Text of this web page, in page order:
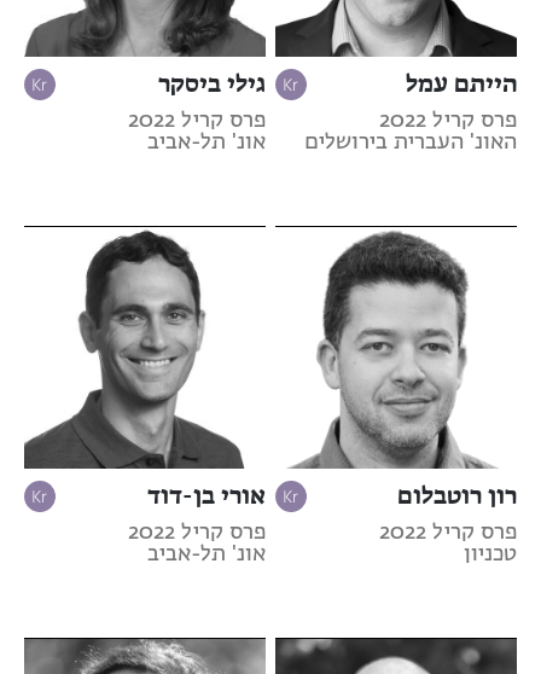
הייתם עמל
פרס קריל 2022
האונ' העברית בירושלים
גילי ביסקר
פרס קריל 2022
אונ' תל-אביב
רון רוטבלום
פרס קריל 2022
טכניון
אורי בן-דוד
פרס קריל 2022
אונ' תל-אביב